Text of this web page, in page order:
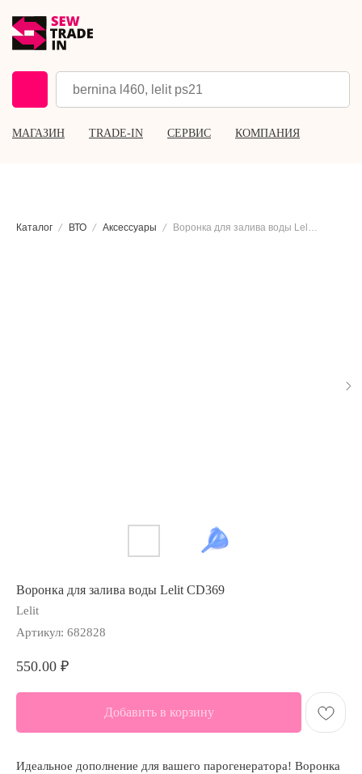
МАГАЗИН TRADE-IN СЕРВИС КОМПАНИЯ
Каталог ВТО Аксессуары
Воронка для залива воды Lelit CD369
Lelit
Артикул: 682828
550.00 ₽
Добавить в корзину
Идеальное дополнение для вашего парогенератора! Воронка